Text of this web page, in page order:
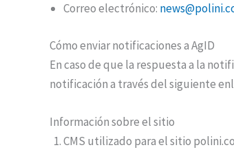
Correo electrónico:
Cómo enviar notificaciones a AgID
En caso de que la respuesta a la
notificación a través del siguiente
Información sobre el sitio
CMS utilizado para el sitio